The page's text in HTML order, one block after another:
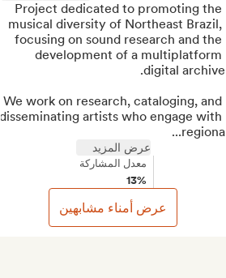
Project dedicated to promoting the
musical diversity of Northeast Brazil,
focusing on sound research and the
development of a multiplatform
We work on research, cataloging, and
disseminating artists who engage with
regiona...
عرض المزيد
معدل المشاركة
13%
عرض أمناء مشابهين